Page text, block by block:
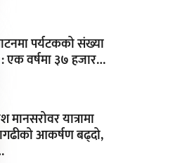
पर्यटकको संख्या
एक वर्षमा ३७ हजार…
यात्रामा
आकर्षण बढ्दो,